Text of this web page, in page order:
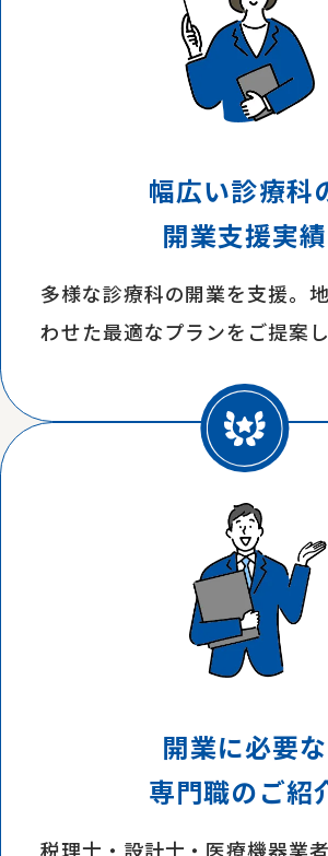
幅広い診療科
開業支援実績
多様な診療科の開業を支援。
わせた最適なプランをご提案し
開業に必要な
専門職のご紹
税理士・設計士・医療機器業